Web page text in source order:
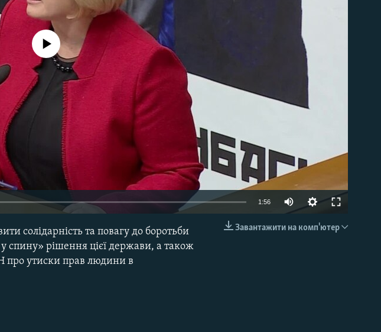
source currently available
1:56
Завантажити на комп'ютер
солідарність та повагу до боротьби
спину» рішення цієї держави, а також
про утиски прав людини в